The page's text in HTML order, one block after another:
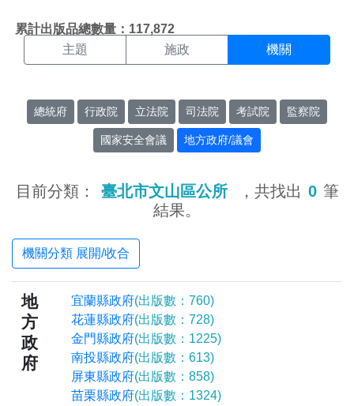
累計出版品總數量：117,872
機關搜尋結果頁面
主題 施政 機關
總統府 行政院 立法院 司法院 考試院 監察院
國家安全會議 地方政府/議會
目前分類： 臺北市文山區公所 ，共找出 0 筆
結果。
機關分類 展開/收合
地
方
政
府
宜蘭縣政府(出版數：760)
花蓮縣政府(出版數：728)
金門縣政府(出版數：1225)
南投縣政府(出版數：613)
屏東縣政府(出版數：858)
苗栗縣政府(出版數：1324)